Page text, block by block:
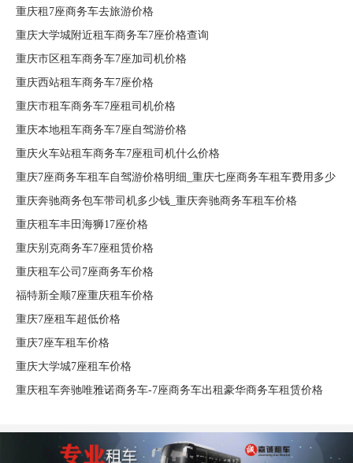
重庆租7座商务车去旅游价格
重庆大学城附近租车商务车7座价格查询
重庆市区租车商务车7座加司机价格
重庆西站租车商务车7座价格
重庆市租车商务车7座租司机价格
重庆本地租车商务车7座自驾游价格
重庆火车站租车商务车7座租司机什么价格
重庆7座商务车租车自驾游价格明细_重庆七座商务车租车费用多少
重庆奔驰商务包车带司机多少钱_重庆奔驰商务车租车价格
重庆租车丰田海狮17座价格
重庆别克商务车7座租赁价格
重庆租车公司7座商务车价格
福特新全顺7座重庆租车价格
重庆7座租车超低价格
重庆7座车租车价格
重庆大学城7座租车价格
重庆租车奔驰唯雅诺商务车-7座商务车出租豪华商务车租赁价格